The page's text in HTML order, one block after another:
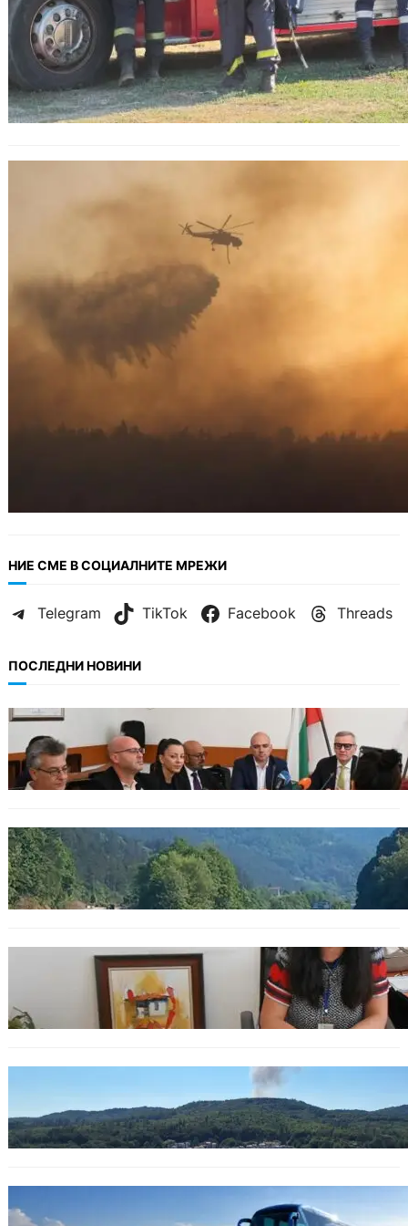
продължава: 36 български
НИЕ СМЕ В СОЦИАЛНИТЕ МРЕЖИ
Telegram TikTok Facebook Threads
ПОСЛЕДНИ НОВИНИ
Подготвят завръщането на Международния
балетен конкурс във Варна
БЪЛГАРИЯ
Временни ограничения по АМ „Хемус“
заради почистване на растителност
БЪЛГАРИЯ
ВАС отказа да върне на поста уволнената
шефка на кадастъра във Варна
Взрив и пожар в оръжейния завод край
Трявна, евакуират близки села
Провадия остава без автобусни връзки с